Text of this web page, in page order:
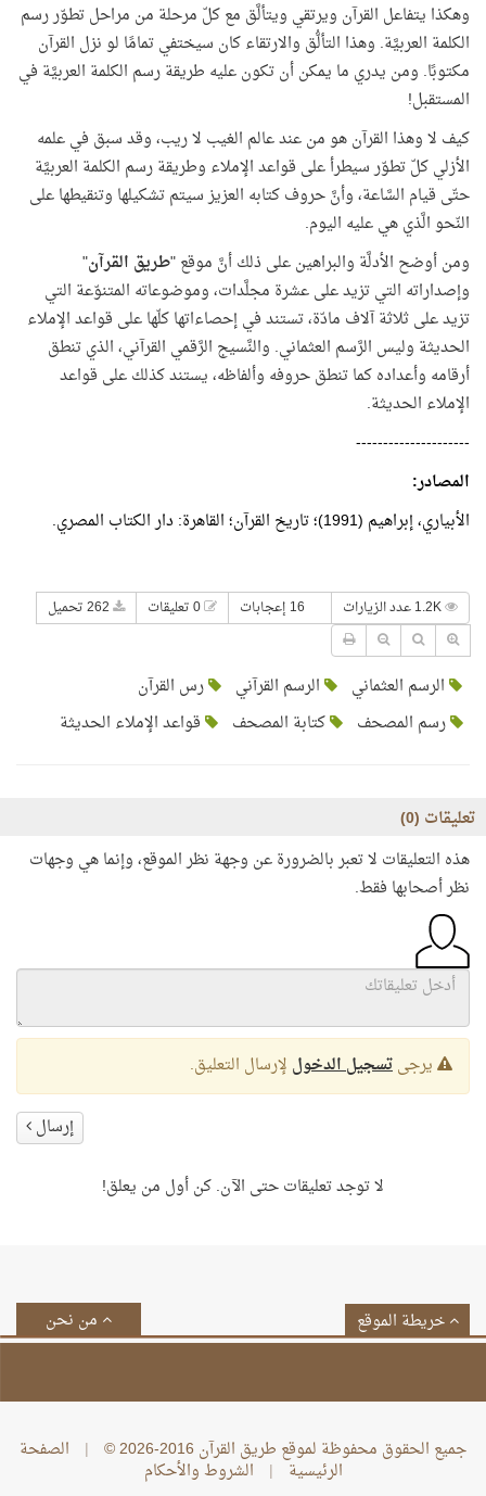
وهكذا يتفاعل القرآن ويرتقي ويتألَّق مع كلّ مرحلة من مراحل تطوّر رسم
الكلمة العربيَّة. وهذا التألُّق والارتقاء كان سيختفي تمامًا لو نزل القرآن
مكتوبًا. ومن يدري ما يمكن أن تكون عليه طريقة رسم الكلمة العربيَّة في
المستقبل!
كيف لا وهذا القرآن هو من عند عالم الغيب لا ريب، وقد سبق في علمه
الأزلي كلّ تطوّر سيطرأ على قواعد الإملاء وطريقة رسم الكلمة العربيَّة
حتّى قيام السَّاعة، وأنَّ حروف كتابه العزيز سيتم تشكيلها وتنقيطها على
النّحو الَّذي هي عليه اليوم.
ومن أوضح الأدلَّة والبراهين على ذلك أنَّ موقع "طريق القرآن"
وإصداراته التي تزيد على عشرة مجلَّدات، وموضوعاته المتنوّعة التي
تزيد على ثلاثة آلاف مادّة، تستند في إحصاءاتها كلّها على قواعد الإملاء
الحديثة وليس الرَّسم العثماني. والنَّسيج الرَّقمي القرآني، الذي تنطق
أرقامه وأعداده كما تنطق حروفه وألفاظه، يستند كذلك على قواعد
الإملاء الحديثة.
---------------------
المصادر:
الأبياري، إبراهيم (1991)؛ تاريخ القرآن؛ القاهرة: دار الكتاب المصري.
16 إعجابات
الرسم العثماني الرسم القرآني
رس القرآن
رسم المصحف
كتابة المصحف قواعد الإملاء الحديثة
تعليقات (0
)
هذه التعليقات لا تعبر بالضرورة عن وجهة نظر الموقع، وإنما هي وجهات
نظر أصحابها فقط.
يرجىتسجيل الدخول لإرسال التعليق.
إرسال
لا توجد تعليقات حتى الآن. كن أول من يعلق!
من نحن خريطة الموقع
جميع الحقوق محفوظة لموقع طريق القرآن 2016-2026 © | الصفحة
الرئيسية | الشروط والأحكام